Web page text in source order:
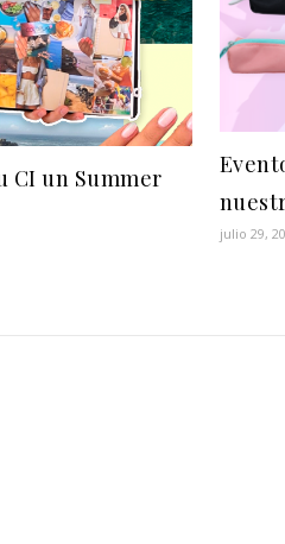
CI un Summer
julio 29,